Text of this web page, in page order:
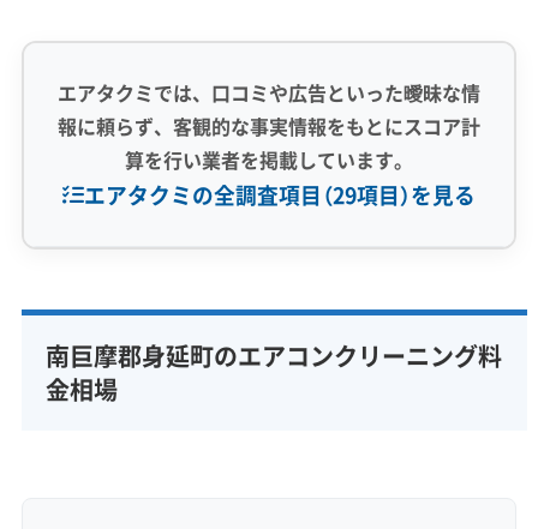
エアタクミでは、口コミや広告といった曖昧な情
報に頼らず、客観的な事実情報をもとにスコア計
算を行い業者を掲載しています。
エアタクミの全調査項目（29項目）を見る
完全分解洗浄 部分クリーニング
実績10年以上
資格保有スタッフ
南巨摩郡身延町のエアコンクリーニング料
金相場